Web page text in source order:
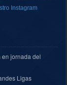
Instagram
jornada del
Ligas